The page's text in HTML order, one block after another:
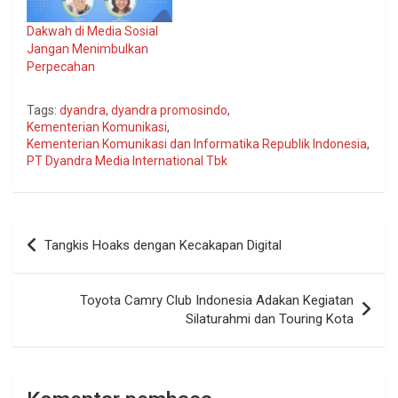
Dakwah di Media Sosial
Jangan Menimbulkan
Perpecahan
Tags: dyandra, dyandra promosindo,
Kementerian Komunikasi,
Kementerian Komunikasi dan Informatika Republik Indonesia,
PT Dyandra Media International Tbk
Navigasi
pos
Tangkis Hoaks dengan Kecakapan Digital
Toyota Camry Club Indonesia Adakan Kegiatan
Silaturahmi dan Touring Kota